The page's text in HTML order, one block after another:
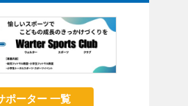
ポーター 一覧